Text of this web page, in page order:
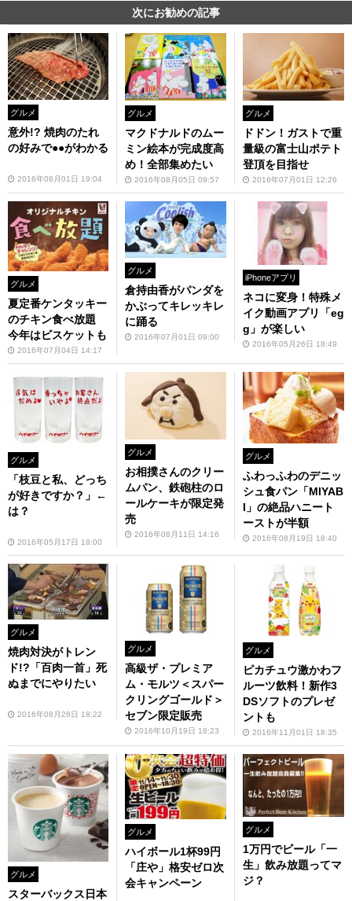
次にお勧めの記事
グルメ
意外!? 焼肉のたれ
の好みで●●がわかる
2016年08月01日 19:04
グルメ
マクドナルドのムー
ミン絵本が完成度高
め！全部集めたい
2016年08月05日 09:57
グルメ
ドドン！ガストで重
量級の富士山ポテト
登頂を目指せ
2016年07月01日 12:26
グルメ
夏定番ケンタッキー
のチキン食べ放題
今年はビスケットも
2016年07月04日 14:17
グルメ
倉持由香がパンダを
かぶってキレッキレ
に踊る
2016年07月01日 09:00
iPhoneアプリ
ネコに変身！特殊メ
イク動画アプリ「eg
g」が楽しい
2016年05月26日 18:49
グルメ
「枝豆と私、どっち
が好きですか？」←
は？
2016年05月17日 18:00
グルメ
お相撲さんのクリー
ムパン、鉄砲柱のロ
ールケーキが限定発
売
2016年08月11日 14:16
グルメ
ふわっふわのデニッ
シュ食パン「MIYAB
I」の絶品ハニート
ーストが半額
2016年08月19日 18:40
グルメ
焼肉対決がトレン
ド!?「百肉一首」死
ぬまでにやりたい
2016年08月26日 18:22
グルメ
高級ザ・プレミア
ム・モルツ＜スパー
クリングゴールド＞
セブン限定販売
2016年10月19日 18:23
グルメ
ピカチュウ激かわフ
ルーツ飲料！新作3
DSソフトのプレゼ
ントも
2016年11月01日 18:35
グルメ
スターバックス日本
グルメ
ハイボール1杯99円
「庄や」格安ゼロ次
会キャンペーン
グルメ
1万円でビール「一
生」飲み放題ってマ
ジ？